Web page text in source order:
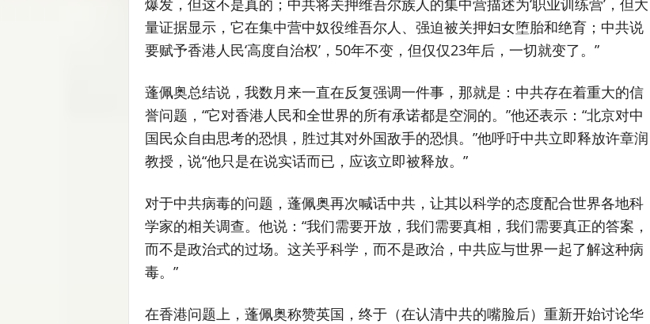
爆发，但这不是真的；中共将关押维吾尔族人的集中营描述为‘职业训练营’，但大
量证据显示，它在集中营中奴役维吾尔人、强迫被关押妇女堕胎和绝育；中共说
要赋予香港人民‘高度自治权’，50年不变，但仅仅23年后，一切就变了。”
蓬佩奥总结说，我数月来一直在反复强调一件事，那就是：中共存在着重大的信
誉问题，“它对香港人民和全世界的所有承诺都是空洞的。”他还表示：“北京对中
国民众自由思考的恐惧，胜过其对外国敌手的恐惧。”他呼吁中共立即释放许章润
教授，说“他只是在说实话而已，应该立即被释放。”
对于中共病毒的问题，蓬佩奥再次喊话中共，让其以科学的态度配合世界各地科
学家的相关调查。他说：“我们需要开放，我们需要真相，我们需要真正的答案，
而不是政治式的过场。这关乎科学，而不是政治，中共应与世界一起了解这种病
毒。”
在香港问题上，蓬佩奥称赞英国，终于（在认清中共的嘴脸后）重新开始讨论华